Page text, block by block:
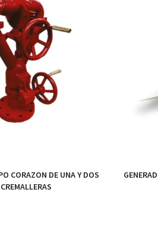
CORAZON DE UNA Y DOS
CREMALLERAS